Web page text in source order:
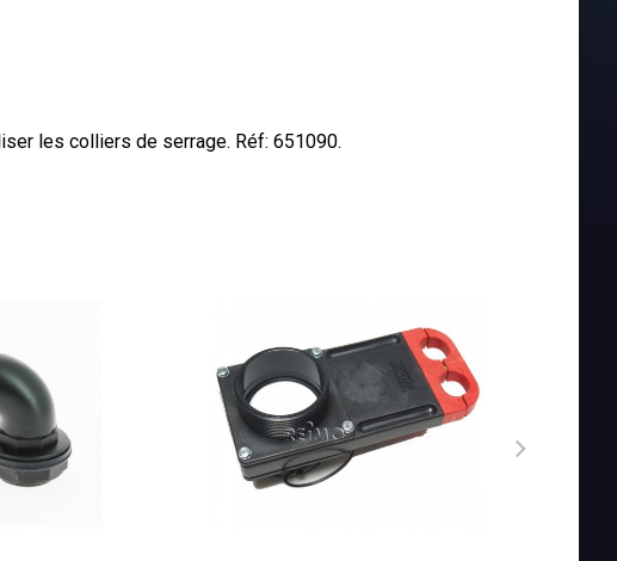
les colliers de serrage. Réf: 651090.